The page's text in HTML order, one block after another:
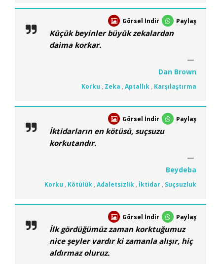
Görsel İndir Paylaş
Küçük beyinler büyük zekalardan
daima korkar.
Dan Brown
Korku , Zeka , Aptallık , Karşılaştırma
Görsel İndir Paylaş
İktidarların en kötüsü, suçsuzu
korkutandır.
Beydeba
Korku , Kötülük , Adaletsizlik , İktidar , Suçsuzluk
Görsel İndir Paylaş
İlk gördüğümüz zaman korktuğumuz
nice şeyler vardır ki zamanla alışır, hiç
aldırmaz oluruz.